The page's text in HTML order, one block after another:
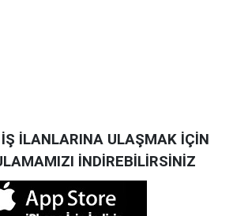
İLANLARINA ULAŞMAK İÇİN
İNDİREBİLİRSİNİZ